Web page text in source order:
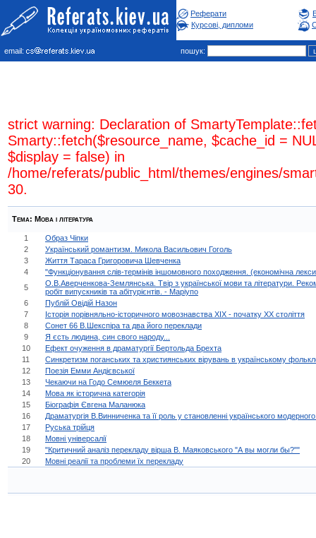
Реферати
Курсові, дипломи
email: пошук:
strict warning: Declaration of
Smarty::fetch($resource_name, $cache_id =
$display = false) in
/home/referats/public_html/themes/engines/
30.
Тема: Мова i лiтература
1
Образ Чiпки
2
Український романтизм. Микола Васильович Гоголь
3
Життя Тараса Григоровича Шевченка
4
"Функціонування слів-термінів іншомовного походження. (економічна
5
О.В.Авеpченкова-Землянська. Твіp з укpаїнської мови та літеpатуpи.
pобіт випускників та абітуpієнтів. - Маpіупо
6
Публій Овідій Назон
7
Історія порівняльно-історичного мовознавства XIX - початку XX століття
8
Сонет 66 В.Шекспіра та два його переклади
9
Я єсть людина, син свого народу...
10
Ефект очуження в драматургії Бертольда Брехта
11
Синкретизм поганських та християнських вірувань в українському
12
Поезія Емми Андієвської
13
Чекаючи на Годо Семюеля Беккета
14
Мова як історична категорія
15
Біографія Євгена Маланюка
16
Драматургія В.Винниченка та її роль у становленні українського
17
Руська трійця
18
Мовні універсалії
19
"Критичний аналіз перекладу вірша В. Маяковського "А вы могли бы?""
20
Мовні реалії та проблеми їх перекладу